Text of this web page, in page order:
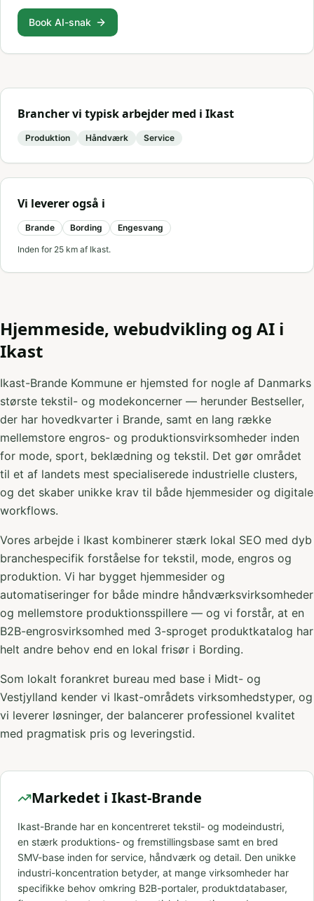
Book AI-snak
Brancher vi typisk arbejder med i Ikast
Produktion Håndværk Service
Vi leverer også i
Brande Bording Engesvang
Inden for 25 km af Ikast.
Hjemmeside, webudvikling og AI i
Ikast
Ikast-Brande Kommune er hjemsted for nogle af Danmarks
største tekstil- og modekoncerner — herunder Bestseller,
der har hovedkvarter i Brande, samt en lang række
mellemstore engros- og produktionsvirksomheder inden
for mode, sport, beklædning og tekstil. Det gør området
til et af landets mest specialiserede industrielle clusters,
og det skaber unikke krav til både hjemmesider og digitale
workflows.
Vores arbejde i Ikast kombinerer stærk lokal SEO med dyb
branchespecifik forståelse for tekstil, mode, engros og
produktion. Vi har bygget hjemmesider og
automatiseringer for både mindre håndværksvirksomheder
og mellemstore produktionsspillere — og vi forstår, at en
B2B-engrosvirksomhed med 3-sproget produktkatalog har
helt andre behov end en lokal frisør i Bording.
Som lokalt forankret bureau med base i Midt- og
Vestjylland kender vi Ikast-områdets virksomhedstyper, og
vi leverer løsninger, der balancerer professionel kvalitet
med pragmatisk pris og leveringstid.
Markedet i Ikast-Brande
Ikast-Brande har en koncentreret tekstil- og modeindustri,
en stærk produktions- og fremstillingsbase samt en bred
SMV-base inden for service, håndværk og detail. Den unikke
industri-koncentration betyder, at mange virksomheder har
specifikke behov omkring B2B-portaler, produktdatabaser,